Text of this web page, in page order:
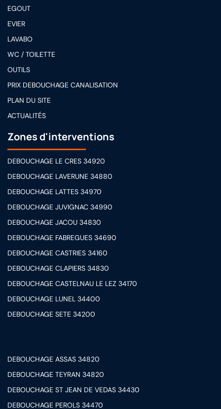
EGOUT
EVIER
LAVABO
WC / TOILETTE
OUTILS
PRIX DEBOUCHAGE CANALISATION
PLAN DU SITE
ACTUALITÉS
Zones d'interventions
DEBOUCHAGE LE CRES 34920
DEBOUCHAGE LAVERUNE 34880
DEBOUCHAGE LATTES 34970
DEBOUCHAGE JUVIGNAC 34990
DEBOUCHAGE JACOU 34830
DEBOUCHAGE FABREGUES 34690
DEBOUCHAGE CASTRIES 34160
DEBOUCHAGE CLAPIERS 34830
DEBOUCHAGE CASTELNAU LE LEZ 34170
DEBOUCHAGE LUNEL 34400
DEBOUCHAGE SETE 34200
DEBOUCHAGE ASSAS 34820
DEBOUCHAGE TEYRAN 34820
DEBOUCHAGE ST JEAN DE VEDAS 34430
DEBOUCHAGE PEROLS 34470